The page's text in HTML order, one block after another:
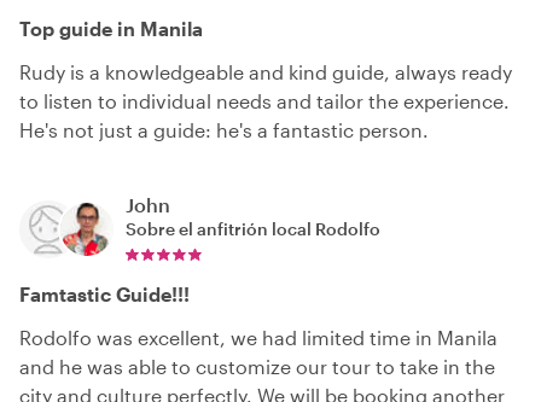
Top guide in Manila
Rudy is a knowledgeable and kind guide, always ready
to listen to individual needs and tailor the experience.
He's not just a guide: he's a fantastic person.
John
Sobre el anfitrión local Rodolfo
Famtastic Guide!!!
Rodolfo was excellent, we had limited time in Manila
and he was able to customize our tour to take in the
city and culture perfectly. We will be booking another